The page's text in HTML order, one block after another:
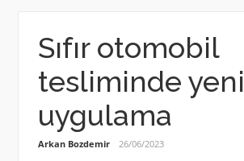
Sıfır otomobil
tesliminde yeni
uygulama
Arkan Bozdemir 26/06/2023